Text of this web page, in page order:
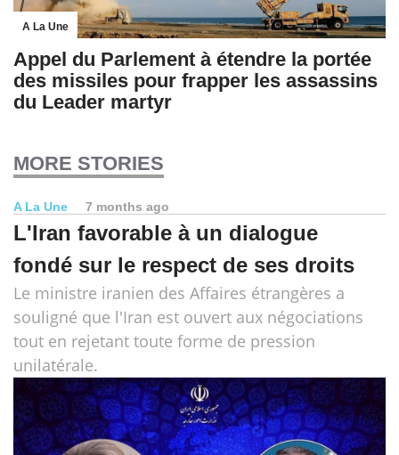
A La Une
Appel du Parlement à étendre la portée
des missiles pour frapper les assassins
du Leader martyr
MORE STORIES
A La Une 7 months ago
L'Iran favorable à un dialogue
fondé sur le respect de ses droits
Le ministre iranien des Affaires étrangères a
souligné que l'Iran est ouvert aux négociations
tout en rejetant toute forme de pression
unilatérale.